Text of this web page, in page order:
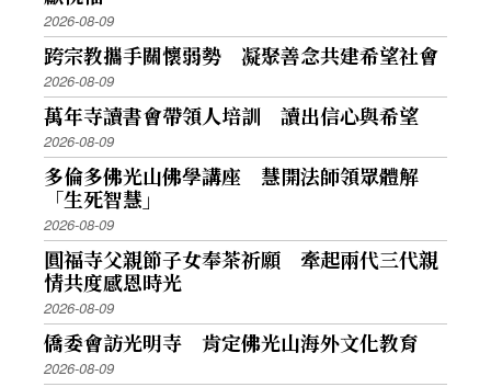
2026-08-09
跨宗教攜手關懷弱勢 凝聚善念共建希望社會
2026-08-09
萬年寺讀書會帶領人培訓 讀出信心與希望
2026-08-09
多倫多佛光山佛學講座 慧開法師領眾體解
「生死智慧」
2026-08-09
圓福寺父親節子女奉茶祈願 牽起兩代三代親
情共度感恩時光
2026-08-09
僑委會訪光明寺 肯定佛光山海外文化教育
2026-08-09